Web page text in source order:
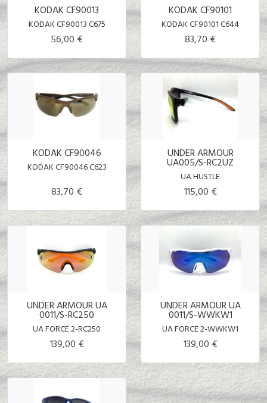
KODAK CF90013
KODAK CF90013 C675
56,00 €
KODAK CF90101
KODAK CF90101 C644
83,70 €
KODAK CF90046
KODAK CF90046 C623
83,70 €
UNDER ARMOUR
UA005/S-RC2UZ
UA HUSTLE
115,00 €
UNDER ARMOUR UA
0011/S-RC250
UA FORCE 2-RC250
139,00 €
UNDER ARMOUR UA
0011/S-WWKW1
UA FORCE 2-WWKW1
139,00 €